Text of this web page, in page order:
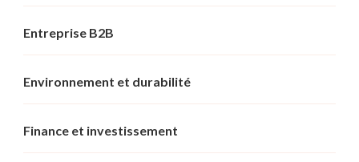
Entreprise B2B
Environnement et durabilité
Finance et investissement